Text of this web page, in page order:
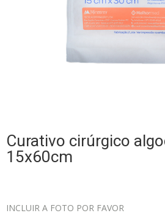
Curativo cirúrgico
15x60cm
INCLUIR A FOTO POR FAVOR